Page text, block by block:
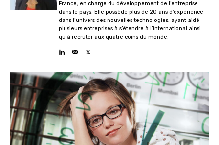
France, en charge du développement de l’entreprise
dans le pays. Elle possède plus de 20 ans d’expérience
dans l’univers des nouvelles technologies, ayant aidé
plusieurs entreprises à s’étendre à l’international ainsi
qu’à recruter aux quatre coins du monde.